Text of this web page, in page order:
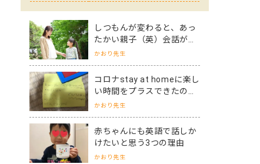
しつもんが変わると、あっ
たかい親子（英）会話がで
きるようになりました
かおり先生
コロナstay at homeに楽し
い時間をプラスできたの
は、アイデアと親子英会話
かおり先生
赤ちゃんにも英語で話しか
けたいと思う3つの理由
かおり先生